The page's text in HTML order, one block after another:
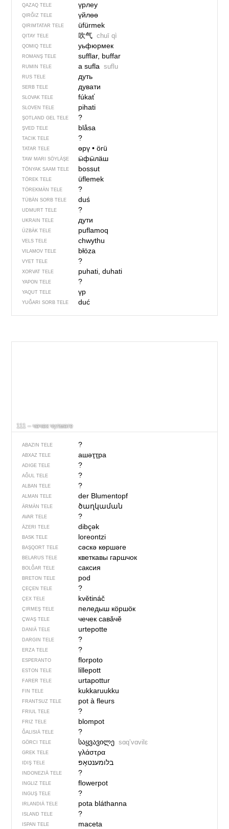
QAZAQ TELE үрлеу
QIRĞIZ TELE үйлөө
QIRIMTATAR TELE üfürmek
QITAY TELE 吹气 chuī qì
QOMIQ TELE уьфюрмек
ROMANŞ TELE sufflar, buffar
RUMIN TELE a sufla suflu
RUS TELE дуть
SERB TELE дувати
SLOVAK TELE fúkať
SLOVEN TELE pihati
ŞOTLAND GEL TELE ?
ŞVED TELE blåsa
TACIK TELE ?
TATAR TELE өрү• örü
TAW MARI SÖYLÄŞE ӹфӹлӓш
TÖNYAK SAAM TELE bossut
TÖREK TELE üflemek
TÖREKMÄN TELE ?
TÜBÄN SORB TELE duś
UDMURT TELE ?
UKRAIN TELE дути
ÜZBÄK TELE puflamoq
VELS TELE chwythu
VILAMOV TELE błöza
VYET TELE ?
XORVAT TELE puhati, duhati
YAPON TELE ?
YAQUT TELE үр
YUĞARI SORB TELE duć
111 – чәчәк чүлмәге
ABAZIN TELE ?
ABXAZ TELE ашәҭҭра
ADIGE TELE ?
AĞUL TELE ?
ALBAN TELE ?
ALMAN TELE der Blumentopf
ÄRMÄN TELE ծաղկաման
AVAR TELE ?
ÄZERI TELE dibçək
BASK TELE loreontzi
BAŞQORT TELE сәскә көршәге
BELARUS TELE кветкавы гаршчок
BOLĞAR TELE саксия
BRETON TELE pod
ÇEÇEN TELE ?
ÇEX TELE květináč
ÇIRMEŞ TELE пеледыш кӧршӧк
ÇWAŞ TELE чечек савӑчӗ
DANIÄ TELE urtepotte
DARGIN TELE ?
ERZA TELE ?
ESPERANTO florpoto
ESTON TELE lillepott
FARER TELE urtapottur
FIN TELE kukkaruukku
FRANTSUZ TELE pot à fleurs
FRIUL TELE ?
FRIZ TELE blompot
ĞALISIÄ TELE ?
GÖRCI TELE საყვავილე sɑqʼvɑvilɛ
GREK TELE γλάστρα
IDIŞ TELE בלומענטאָפּ‏
INDONEZIÄ TELE ?
INGLIZ TELE flowerpot
INGUŞ TELE ?
IRLANDIÄ TELE pota bláthanna
ISLAND TELE ?
ISPAN TELE maceta